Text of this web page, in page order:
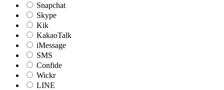
Snapchat
Skype
Kik
KakaoTalk
iMessage
SMS
Confide
Wickr
LINE